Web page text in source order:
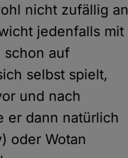
nicht zufällig an
jedenfalls mit
schon auf
selbst spielt,
und nach
er dann natürlich
oder Wotan